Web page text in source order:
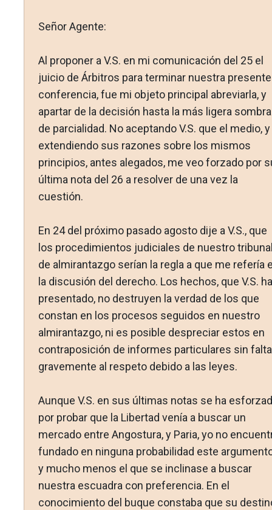
Señor Agente:
Al proponer a V.S. en mi comunicación del 25 el
juicio de Árbitros para terminar nuestra presente
conferencia, fue mi objeto principal abreviarla, y
apartar de la decisión hasta la más ligera sombra
de parcialidad. No aceptando V.S. que el me­dio, y
extendiendo sus razones sobre los mismos
principios, antes alegados, me veo forzado por
última nota del 26 a resolver de una vez la
cuestión.
En 24 del próximo pasado agosto dije a V.S., que
los pro­cedimientos judiciales de nuestro
de almirantazgo serían la regla a que me refería
la discusión del derecho. Los hechos, que V.S. ha
presentado, no destruyen la verdad de los que
constan en los procesos seguidos en nuestro
almirantazgo, ni es posible despreciar estos en
contraposición de informes par­ticulares sin
gravemente al respeto debido a las leyes.
Aunque V.S. en sus últimas notas se ha
por pro­bar que la Libertad venía a buscar un
mercado entre Angos­tura, y Paria, yo no
fundado en ninguna probabi­lidad este
y mucho menos el que se inclinase a bus­car
nuestra escuadra con preferencia. En el
conocimiento del buque constaba que su